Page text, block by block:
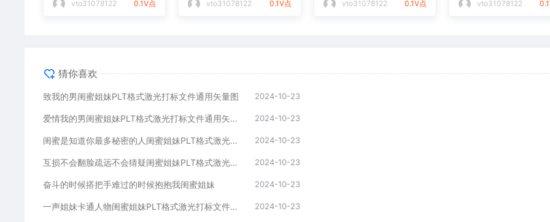
vto31078122 0.1V点 vto31078122 0.1V点 vto31078122 0.1V点 vto31078122
猜你喜欢
致我的男闺蜜姐妹PLT格式激光打标文件通用矢量图 2024-10-23
爱情我的男闺蜜姐妹PLT格式激光打标文件通用矢量图 2024-10-23
闺蜜是知道你最多秘密的人闺蜜姐妹PLT格式激光打标文件通用矢量图 2024-10-23
互损不会翻脸疏远不会猜疑闺蜜姐妹PLT格式激光打标文件通用矢量图 2024-10-23
奋斗的时候搭把手难过的时候抱抱我闺蜜姐妹 2024-10-23
一声姐妹卡通人物闺蜜姐妹PLT格式激光打标文件通用矢量图 2024-10-23